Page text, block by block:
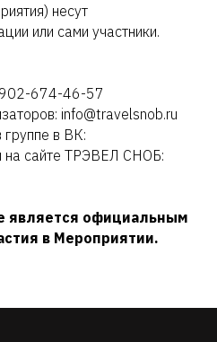
несут
или сами участники.
902-674-46-57
info@travelsnob.ru
в ВК:
на сайте ТРЭВЕЛ СНОБ:
является официальным
в Мероприятии.